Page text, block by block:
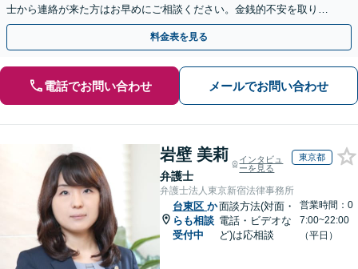
士から連絡が来た方はお早めにご相談ください。金銭的不安を取り除
けるようサポートいたします【御徒町・仲御徒町駅2分】
料金表を見る
電話でお問い合わせ メールでお問い合わせ
岩壁 美莉
弁護士
インタビュ
ーを見る
東京都
弁護士法人東京新宿法律事務所
台東区 か
らも相談
受付中
面談方法(対面・
電話・ビデオな
ど)は応相談
営業時間：0
7:00~22:00
（平日）